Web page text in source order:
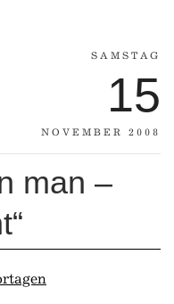
SAMSTAG
15
NOVEMBER 2008
man –